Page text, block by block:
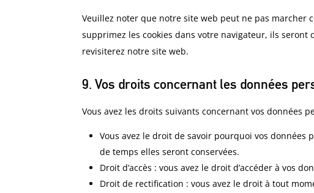
Veuillez noter que notre site web peut ne pas marcher
supprimez les cookies dans votre navigateur, ils
revisiterez notre site web.
9. Vos droits concernant les données
Vous avez les droits suivants concernant vos données
Vous avez le droit de savoir pourquoi vos
de temps elles seront conservées.
Droit d’accès : vous avez le droit d’accéder à vos
Droit de rectification : vous avez le droit à tout